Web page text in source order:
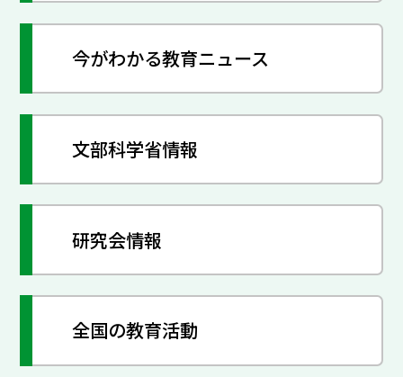
今がわかる教育ニュース
文部科学省情報
研究会情報
全国の教育活動